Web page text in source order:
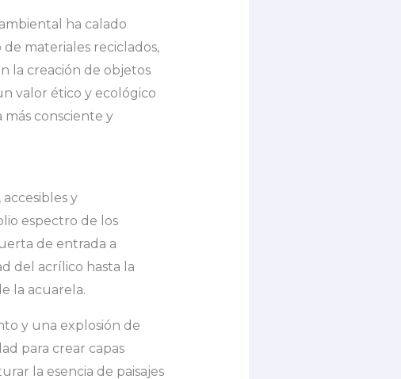
ha calado
materiales reciclados,
la creación de objetos
valor ético y ecológico
más consciente y
y
espectro de los
de entrada a
del acrílico hasta la
la acuarela.
y una explosión de
para crear capas
la esencia de paisajes